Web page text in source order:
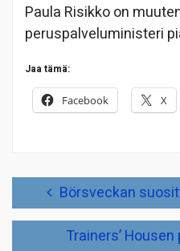
Paula Risikko on
peruspalveluministeri
Jaa tämä:
Facebook X
ArtikkelienBörsveckan
Trainers’